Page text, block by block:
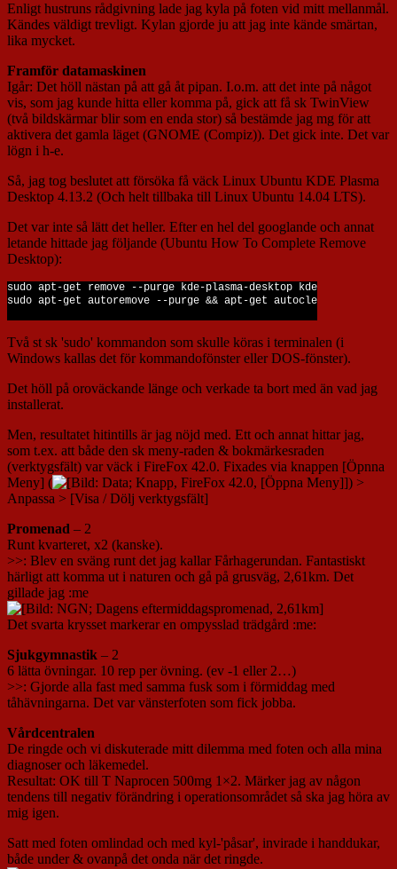
Enligt hustruns rådgivning lade jag kyla på foten vid mitt mellanmål.
Kändes väldigt trevligt. Kylan gjorde ju att jag inte kände smärtan,
lika mycket.
Framför datamaskinen
Igår: Det höll nästan på att gå åt pipan. I.o.m. att det inte på något
vis, som jag kunde hitta eller komma på, gick att få sk TwinView
(två bildskärmar blir som en enda stor) så bestämde jag mg för att
aktivera det gamla läget (GNOME (Compiz)). Det gick inte. Det var
lögn i h-e.
Så, jag tog beslutet att försöka få väck Linux Ubuntu KDE Plasma
Desktop 4.13.2 (Och helt tillbaka till Linux Ubuntu 14.04 LTS).
Det var inte så lätt det heller. Efter en hel del googlande och annat
letande hittade jag följande (Ubuntu How To Complete Remove
Desktop):
sudo apt-get remove --purge kde-plasma-desktop kde-workspace
sudo apt-get autoremove --purge && apt-get autoclean
Två st sk 'sudo' kommandon som skulle köras i terminalen (i
Windows kallas det för kommandofönster eller DOS-fönster).
Det höll på oroväckande länge och verkade ta bort med än vad jag
installerat.
Men, resultatet hitintills är jag nöjd med. Ett och annat hittar jag,
som t.ex. att både den sk meny-raden & bokmärkesraden
(verktygsfält) var väck i FireFox 42.0. Fixades via knappen [Öpnna
Meny] (
) >
Anpassa > [Visa / Dölj verktygsfält]
Promenad – 2
Runt kvarteret, x2 (kanske).
>>: Blev en sväng runt det jag kallar Fårhagerundan. Fantastiskt
härligt att komma ut i naturen och gå på grusväg, 2,61km. Det
gillade jag :me
Det svarta krysset markerar en ompysslad trädgård :me:
Sjukgymnastik – 2
6 lätta övningar. 10 rep per övning. (ev -1 eller 2…)
>>: Gjorde alla fast med samma fusk som i förmiddag med
tåhävningarna. Det var vänsterfoten som fick jobba.
Vårdcentralen
De ringde och vi diskuterade mitt dilemma med foten och alla mina
diagnoser och läkemedel.
Resultat: OK till T Naprocen 500mg 1×2. Märker jag av någon
tendens till negativ förändring i operationsområdet så ska jag höra av
mig igen.
Satt med foten omlindad och med kyl-'påsar', invirade i handdukar,
både under & ovanpå det onda när det ringde.